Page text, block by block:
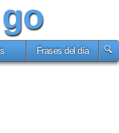
go
Frases del día